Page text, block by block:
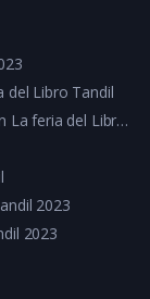
del Libro Tandil
María Paola Arguello de Editorial Abecedario en La feria del Libro Tandil
2023
2023